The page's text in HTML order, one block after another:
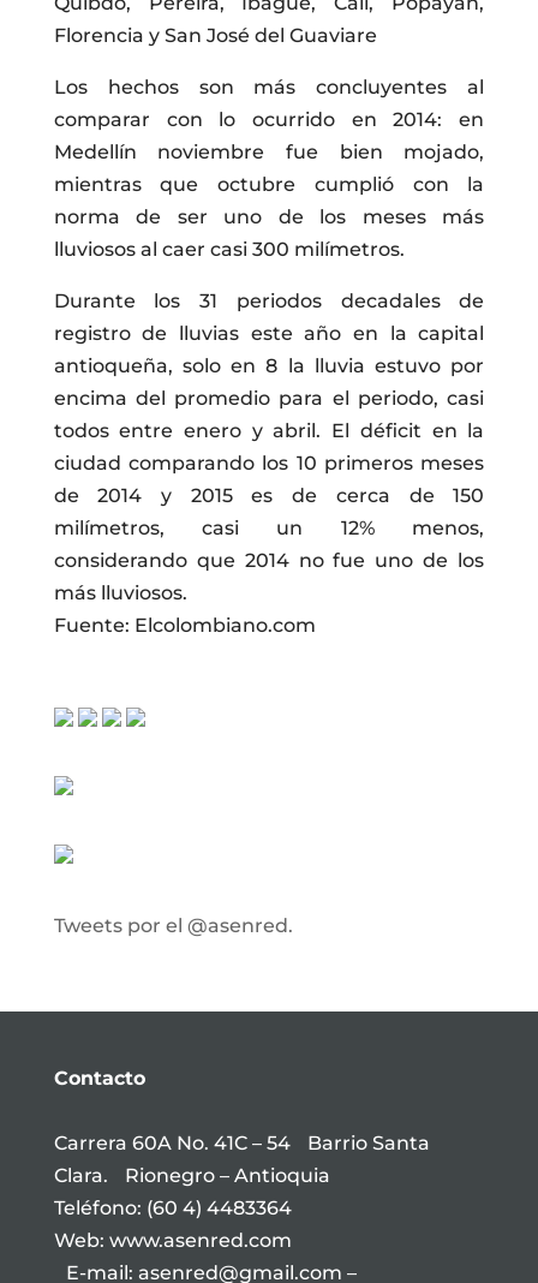
Florencia y San José del Guaviare
Los hechos son más concluyentes al
comparar con lo ocurrido en 2014: en
Medellín noviembre fue bien mojado,
mientras que octubre cumplió con la
norma de ser uno de los meses más
lluviosos al caer casi 300 milímetros.
Durante los 31 periodos decadales de
registro de lluvias este año en la capital
antioqueña, solo en 8 la lluvia estuvo por
encima del promedio para el periodo, casi
todos entre enero y abril. El déficit en la
ciudad comparando los 10 primeros meses
de 2014 y 2015 es de cerca de 150
milímetros, casi un 12% menos,
considerando que 2014 no fue uno de los
más lluviosos.
Fuente: Elcolombiano.com
Tweets por el @asenred.
Contacto
Carrera 60A No. 41C – 54 Barrio Santa
Clara. Rionegro – Antioquia
Teléfono: (60 4) 4483364
Web: www.asenred.com
E-mail: asenred@gmail.com –